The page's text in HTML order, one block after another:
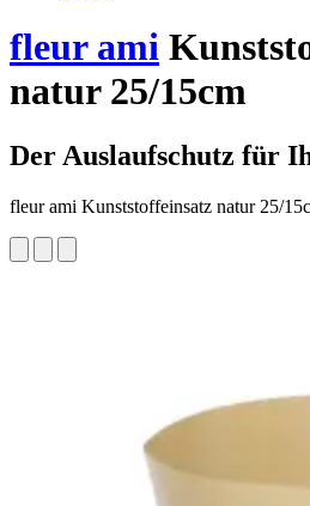
fleur ami
natur 25/15cm
Der Auslaufschutz für
fleur ami Kunststoffeinsatz natur 25/